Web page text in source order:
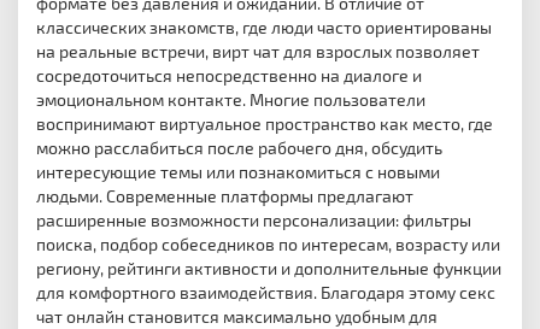
классических знакомств, где люди часто ориентированы
на реальные встречи, вирт чат для взрослых позволяет
сосредоточиться непосредственно на диалоге и
эмоциональном контакте. Многие пользователи
воспринимают виртуальное пространство как место, где
можно расслабиться после рабочего дня, обсудить
интересующие темы или познакомиться с новыми
людьми. Современные платформы предлагают
расширенные возможности персонализации: фильтры
поиска, подбор собеседников по интересам, возрасту или
региону, рейтинги активности и дополнительные функции
для комфортного взаимодействия. Благодаря этому секс
чат онлайн становится максимально удобным для